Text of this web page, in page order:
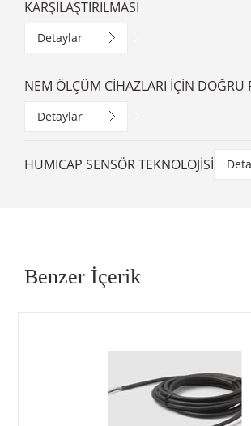
KARŞILAŞTIRILMASI
Detaylar
NEM ÖLÇÜM CİHAZLARI İÇİN DOĞRU
Detaylar
HUMICAP SENSÖR TEKNOLOJİSİ
Benzer İçerik